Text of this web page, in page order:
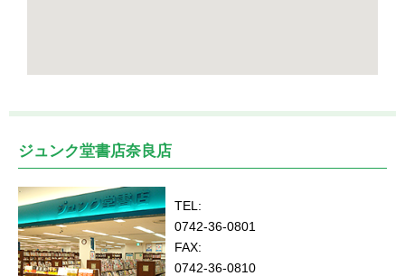
ジュンク堂書店奈良店
TEL:
0742-36-0801
FAX:
0742-36-0810